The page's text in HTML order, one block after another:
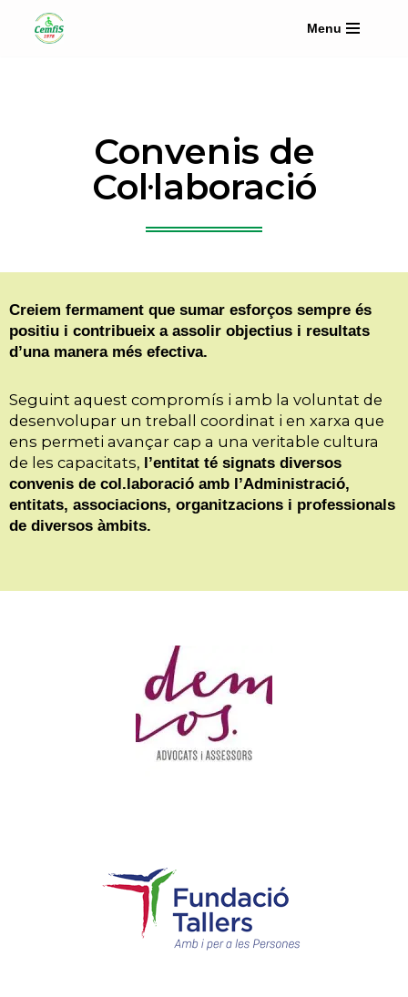
Menu
Convenis de
Col·laboració
Creiem fermament que sumar esforços sempre és
positiu i contribueix a assolir objectius i resultats
d’una manera més efectiva.
Seguint aquest compromís i amb la voluntat de
desenvolupar un treball coordinat i en xarxa que
ens permeti avançar cap a una veritable cultura
de les capacitats, l’entitat té signats diversos
convenis de col.laboració amb l’Administració,
entitats, associacions, organitzacions i professionals
de diversos àmbits.